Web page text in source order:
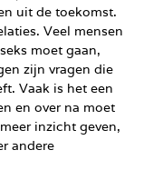
uit de toekomst.
Veel mensen
moet gaan,
zijn vragen die
Vaak is het een
en over na moet
inzicht geven,
andere